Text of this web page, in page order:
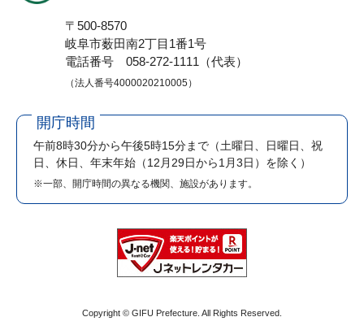
〒500-8570
岐阜市薮田南2丁目1番1号
電話番号 058-272-1111（代表）
（法人番号4000020210005）
開庁時間
午前8時30分から午後5時15分まで （土曜日、日曜日、祝
日、休日、年末年始（12月29日から1月3日）を除く）
※一部、開庁時間の異なる機関、施設があります。
Copyright © GIFU Prefecture. All Rights Reserved.